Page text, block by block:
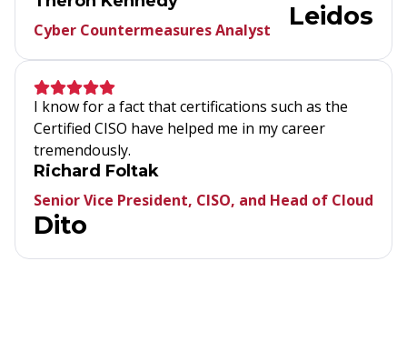
Cyber Countermeasures Analyst
Leidos
I know for a fact that certifications such as the
Certified CISO have helped me in my career
tremendously.
Richard Foltak
Senior Vice President, CISO, and Head of Cloud
Dito